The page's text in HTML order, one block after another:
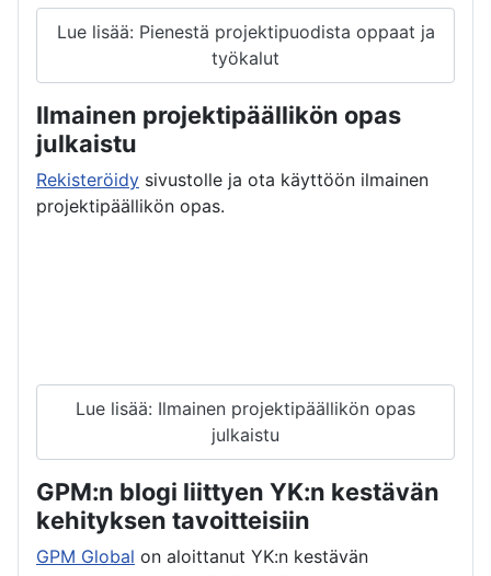
Lue lisää: Pienestä projektipuodista oppaat ja
työkalut
Ilmainen projektipäällikön opas
julkaistu
Rekisteröidy sivustolle ja ota käyttöön ilmainen
projektipäällikön opas.
Lue lisää: Ilmainen projektipäällikön opas
julkaistu
GPM:n blogi liittyen YK:n kestävän
kehityksen tavoitteisiin
GPM Global on aloittanut YK:n kestävän